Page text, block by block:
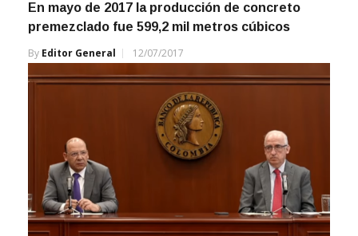
En mayo de 2017 la producción de concreto
premezclado fue 599,2 mil metros cúbicos
By Editor General 12/07/2017